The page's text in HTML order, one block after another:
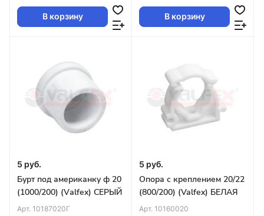
В корзину В корзину
5 руб.
Бурт под американку ф 20
(1000/200) (Vаlfex) СЕРЫЙ
Арт. 10187020Г
5 руб.
Опора с креплением 20/22
(800/200) (Valfex) БЕЛАЯ
Арт. 10160020